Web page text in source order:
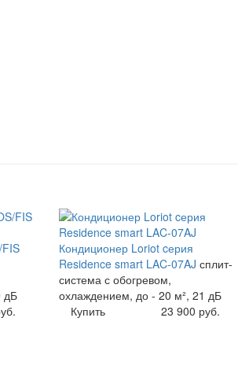
дБ
Кондиционер Loriot cерия
Residence smart LAC-07AJ сплит-
система с обогревом,
охлаждением, до - 20 м², 21 дБ
Купить
23 900 руб.